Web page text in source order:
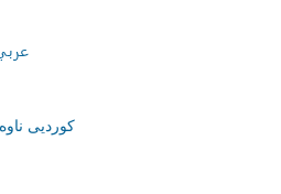
کوردیی